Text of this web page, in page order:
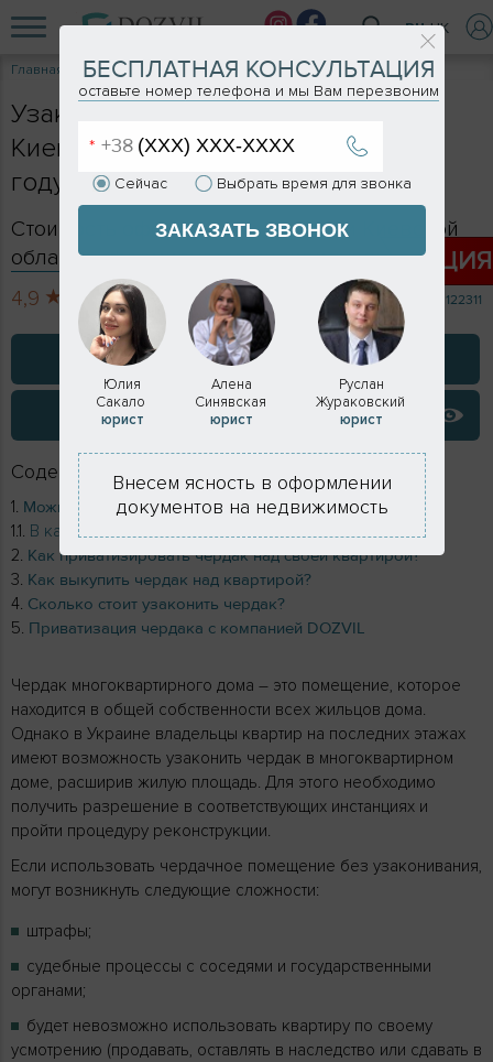
RU UK
Главная Услуги Узаконить чердак
ВИДЕО ОТЗЫВЫ
ЗАКАЗАТЬ КОНСУЛЬТАЦИЮ
Узаконить чердак над квартирой в
Киеве и Киевской области в 2026
году
Стоимость оформления в Киеве и Киевской
области - формируется индивидуально
4,9
713 отзывов 122311
Содержание
Можно ли приватизировать чердак?
В каких случаях приватизация возможна?
Как приватизировать чердак над своей квартирой?
Как выкупить чердак над квартирой?
Сколько стоит узаконить чердак?
Приватизация чердака с компанией DOZVIL
Чердак многоквартирного дома – это помещение, которое
находится в общей собственности всех жильцов дома.
Однако в Украине владельцы квартир на последних этажах
имеют возможность узаконить чердак в многоквартирном
доме, расширив жилую площадь. Для этого необходимо
получить разрешение в соответствующих инстанциях и
пройти процедуру реконструкции.
Если использовать чердачное помещение без узаконивания,
могут возникнуть следующие сложности:
штрафы;
судебные процессы с соседями и государственными
органами;
будет невозможно использовать квартиру по своему
усмотрению (продавать, оставлять в наследство или сдавать в
АКЦИЯ
БЕСПЛАТНАЯ КОНСУЛЬТАЦИЯ
оставьте номер телефона и мы Вам перезвоним
Сейчас Выбрать время для звонка
ЗАКАЗАТЬ ЗВОНОК
Юлия
Сакало
юрист
Алена
Синявская
юрист
Руслан
Жураковский
юрист
Внесем ясность в оформлении
документов на недвижимость